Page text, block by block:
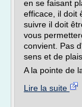
en se faisant
efficace, il doit
suivre il doit
vous
convient. Pas
sens et de
A la pointe de
Lire la suite